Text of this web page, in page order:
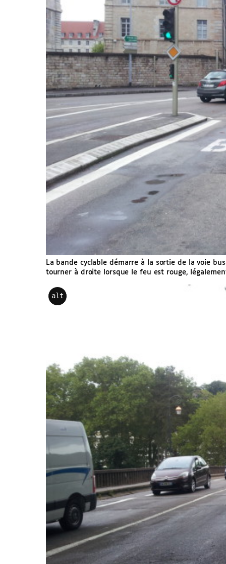
La bande cyclable démarre à la sortie de la voie
tourner à droite lorsque le feu est rouge,
alt